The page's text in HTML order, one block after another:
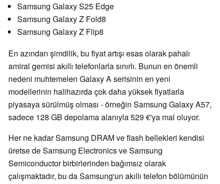
Samsung Galaxy S25 Edge
Samsung Galaxy Z Fold8
Samsung Galaxy Z Flip8
En azından şimdilik, bu fiyat artışı esas olarak pahalı
amiral gemisi akıllı telefonlarla sınırlı. Bunun en önemli
nedeni muhtemelen Galaxy A serisinin en yeni
modellerinin halihazırda çok daha yüksek fiyatlarla
piyasaya sürülmüş olması - örneğin Samsung Galaxy A57,
sadece 128 GB depolama alanıyla 529 €'ya mal oluyor.
Her ne kadar Samsung DRAM ve flash bellekleri kendisi
üretse de Samsung Electronics ve Samsung
Semiconductor birbirlerinden bağımsız olarak
çalışmaktadır, bu da Samsung'un akıllı telefon bölümünün